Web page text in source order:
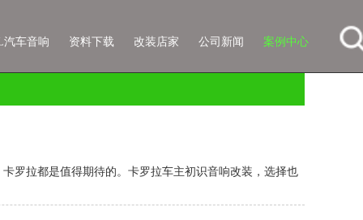
汽车音响 资料下载 改装店家 公司新闻 案例中心
罗拉都是值得期待的。卡罗拉车主初识音响改装，选择也